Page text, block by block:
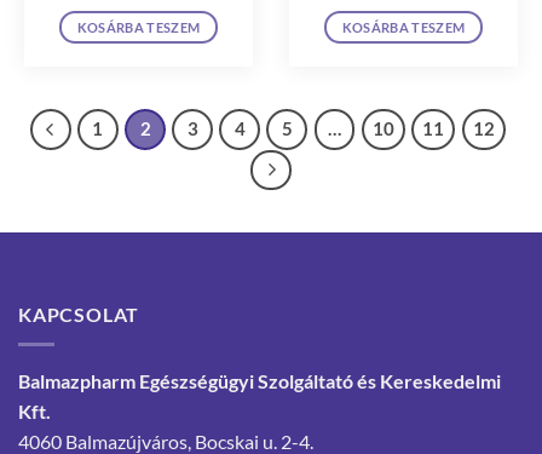
KOSÁRBA TESZEM KOSÁRBA TESZEM
1 2 3 4 5 … 10 11 12
KAPCSOLAT
Balmazpharm Egészségügyi Szolgáltató és Kereskedelmi
Kft.
4060 Balmazújváros, Bocskai u. 2-4.